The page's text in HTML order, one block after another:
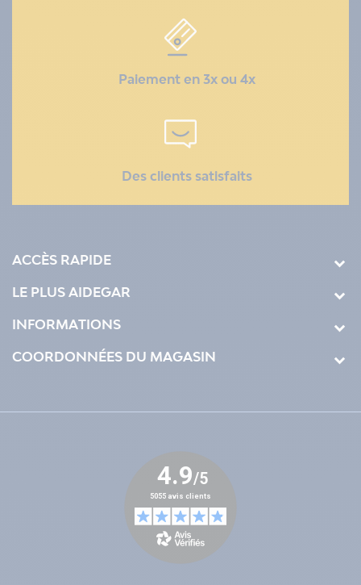
Paiement en 3x ou 4x
Des clients satisfaits
ACCÈS RAPIDE
LE PLUS AIDEGAR
INFORMATIONS
COORDONNÉES DU MAGASIN